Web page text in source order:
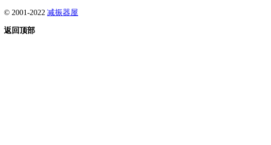
© 2001-2022 减振器屋
返回顶部